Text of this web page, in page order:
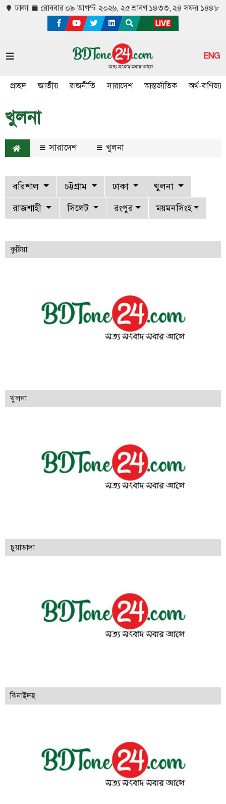
ঢাকা রোববার ০৯ আগস্ট ২০২৬, ২৫ শ্রাবণ ১৪৩৩, ২৪ সফর ১৪৪৮
ENG
প্রচ্ছদ জাতীয় রাজনীতি সারাদেশ আন্তর্জাতিক অর্থ-বাণিজ্য
খুলনা
সারাদেশ খুলনা
বরিশাল চট্টগ্রাম ঢাকা
খুলনা
রাজশাহী
সিলেট রংপুর ময়মনসিংহ
কুষ্টিয়া
খুলনা
চুয়াডাঙ্গা
ঝিনাইদহ